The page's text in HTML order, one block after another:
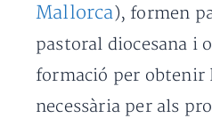
Mallorca), formen
pastoral diocesana i
formació per obtenir
necessària per als